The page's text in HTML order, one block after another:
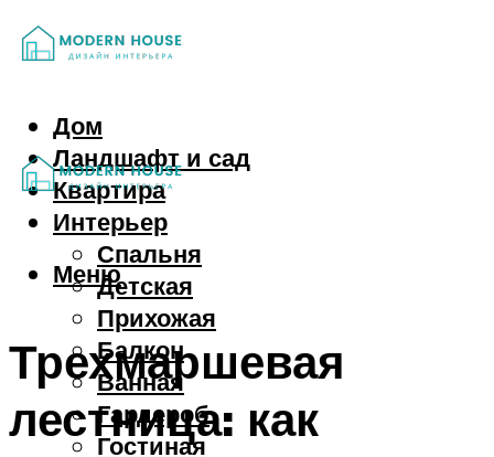
Дом
Ландшафт и сад
Квартира
Интерьер
Спальня
Детская
Прихожая
Балкон
Ванная
Гардероб
Гостиная
Меню
Трехмаршевая
лестница: как